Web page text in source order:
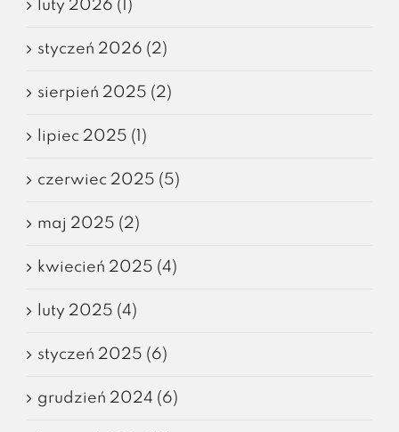
luty 2026 (1)
styczeń 2026 (2)
sierpień 2025 (2)
lipiec 2025 (1)
czerwiec 2025 (5)
maj 2025 (2)
kwiecień 2025 (4)
luty 2025 (4)
styczeń 2025 (6)
grudzień 2024 (6)